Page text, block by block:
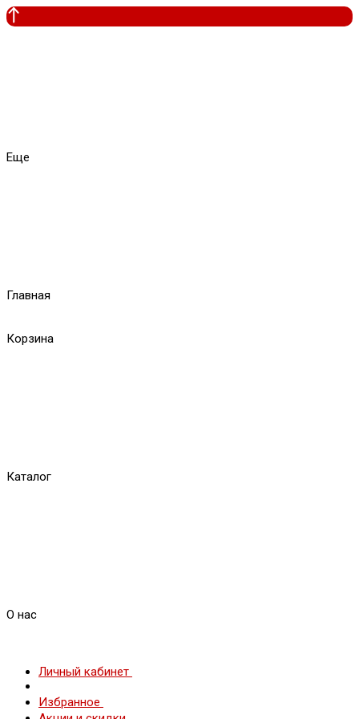
Еще
Главная
Корзина
Каталог
О нас
Личный кабинет
Избранное